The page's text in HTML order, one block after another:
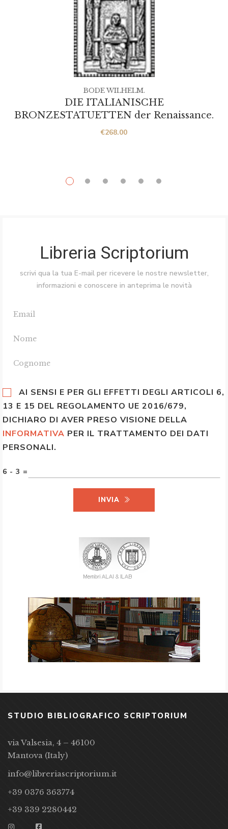
DIE ITALIANISCHE
BRONZESTATUETTEN der Renaissance.
€268.00
BODE WILHELM.
Libreria Scriptorium
scrivi qua la tua E-mail per ricevere le nostre newsletter,
informazioni e conoscere in anteprima le novità
AI SENSI E PER GLI EFFETTI DEGLI ARTICOLI 6,
13 E 15 DEL REGOLAMENTO UE 2016/679,
DICHIARO DI AVER PRESO VISIONE DELLA
INFORMATIVA PER IL TRATTAMENTO DEI DATI
PERSONALI.
6 - 3 =
INVIA
STUDIO BIBLIOGRAFICO SCRIPTORIUM
via Valsesia, 4 – 46100
Mantova (Italy)
info@libreriascriptorium.it
+39 0376 363774
+39 339 2280442